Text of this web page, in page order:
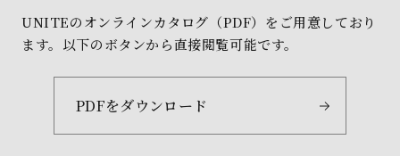
UNITEのオンラインカタログ（PDF）をご用意しており
ます。以下のボタンから直接閲覧可能です。
PDFをダウンロード